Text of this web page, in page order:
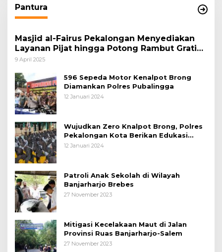
Pantura
Masjid al-Fairus Pekalongan Menyediakan
Layanan Pijat hingga Potong Rambut Gratis
bagi Pemudik Lebaran 2025
9 April 2025
596 Sepeda Motor Kenalpot Brong
Diamankan Polres Pubalingga
12 Januari 2024
Wujudkan Zero Knalpot Brong, Polres
Pekalongan Kota Berikan Edukasi
Kepada Pelajar
12 Januari 2024
Patroli Anak Sekolah di Wilayah
Banjarharjo Brebes
27 November 2023
Mitigasi Kecelakaan Maut di Jalan
Provinsi Ruas Banjarharjo-Salem
27 November 2023